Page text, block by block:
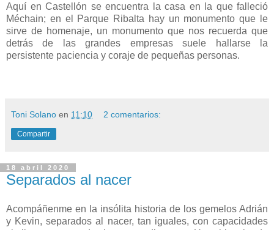
Aquí en Castellón se encuentra la casa en la que falleció
Méchain; en el Parque Ribalta hay un monumento que le
sirve de homenaje, un monumento que nos recuerda que
detrás de las grandes empresas suele hallarse la
persistente paciencia y coraje de pequeñas personas.
Toni Solano en 11:10 2 comentarios:
Compartir
18 abril 2020
Separados al nacer
Acompáñenme en la insólita historia de los gemelos Adrián
y Kevin, separados al nacer, tan iguales, con capacidades